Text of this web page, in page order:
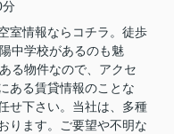
分
室情報ならコチラ。徒歩
中学校があるのも魅
る物件なので、アクセ
ある賃貸情報のことな
せ下さい。当社は、多種
ります。ご要望や不明な